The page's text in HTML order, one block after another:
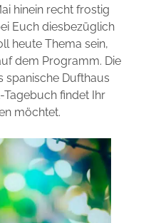
hinein recht frostig
Euch diesbezüglich
heute Thema sein,
dem Programm. Die
spanische Dufthaus
findet Ihr
möchtet.